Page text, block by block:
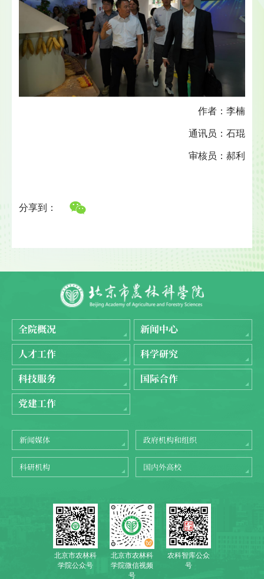
作者：李楠
通讯员：石琨
审核员：郝利
分享到：
全院概况
新闻中心
人才工作
科学研究
科技服务
国际合作
党建工作
新闻媒体 政府机构和组织
科研机构 国内外高校
北京市农林科
学院公众号
北京市农林科
学院微信视频
号
农科智库公众
号